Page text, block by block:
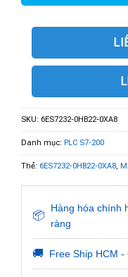
SKU: 6ES7232-0HB22-0XA8
Danh mục: PLC S7-200
Thẻ: 6ES7232-0HB22-0XA8,
📦
Hàng hóa chính
ràng
🚚 Free Ship HCM -